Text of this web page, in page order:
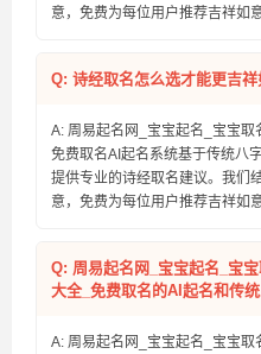
意，免费为每位用户推荐吉祥如
Q: 诗经取名怎么选才能更吉祥
A: 周易起名网_宝宝起名_宝宝取
免费取名AI起名系统基于传统八
提供专业的诗经取名建议。我们
意，免费为每位用户推荐吉祥如
Q: 周易起名网_宝宝起名_宝
大全_免费取名的AI起名和传
A: 周易起名网_宝宝起名_宝宝取